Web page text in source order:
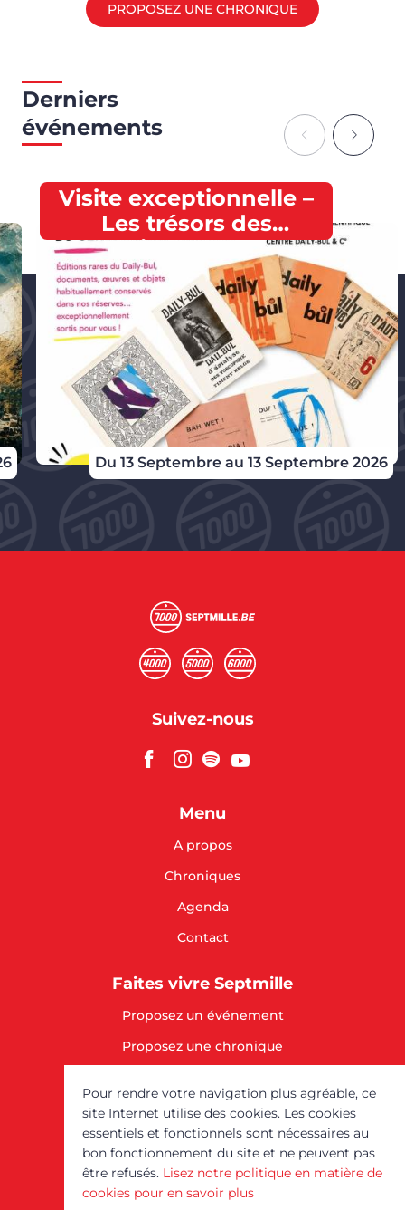
PROPOSEZ UNE CHRONIQUE
Derniers
événements
Du 13 Septembre au 13 Septembre 2026
Visite exceptionnelle –
Les trésors des
collections du Centre
Daily-Bul & C°
Suivez-nous
Menu
A propos
Chroniques
Agenda
Contact
Faites vivre Septmille
Proposez un événement
Proposez une chronique
SOUTENEZ-NOUS
Mentions légales
Septmille est un service
du
Pour rendre votre navigation plus agréable, ce
site Internet utilise des cookies. Les cookies
essentiels et fonctionnels sont nécessaires au
bon fonctionnement du site et ne peuvent pas
être refusés. Lisez notre politique en matière de
cookies pour en savoir plus